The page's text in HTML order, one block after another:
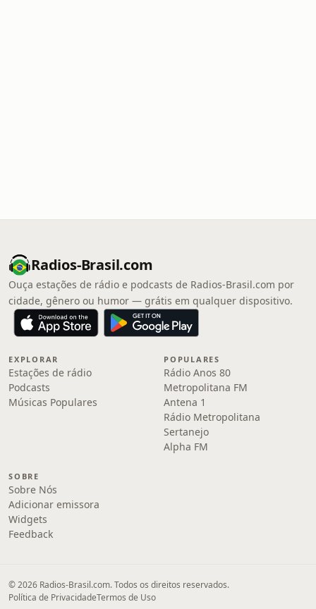
Radios-Brasil.com
Ouça estações de rádio e podcasts de Radios-Brasil.com por
cidade, gênero ou humor — grátis em qualquer dispositivo.
EXPLORAR
Estações de rádio
Podcasts
Músicas Populares
POPULARES
Rádio Anos 80
Metropolitana FM
Antena 1
Rádio Metropolitana
Sertanejo
Alpha FM
SOBRE
Sobre Nós
Adicionar emissora
Widgets
Feedback
© 2026 Radios-Brasil.com. Todos os direitos reservados.
Política de PrivacidadeTermos de Uso